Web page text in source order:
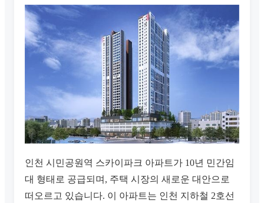
인천 시민공원역 스카이파크 아파트가 10년 민간임
대 형태로 공급되며, 주택 시장의 새로운 대안으로
떠오르고 있습니다. 이 아파트는 인천 지하철 2호선